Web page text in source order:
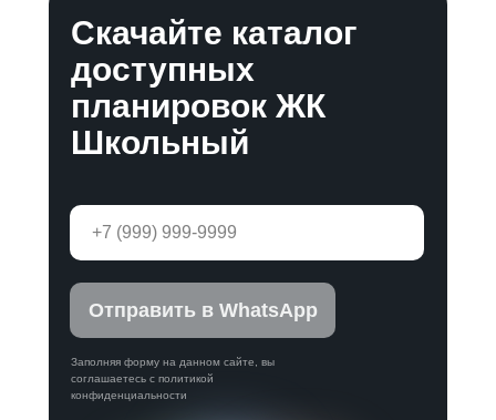
Скачайте каталог
доступных
планировок ЖК
Школьный
Заполняя форму на данном сайте, вы
соглашаетесь с политикой
конфиденциальности
Отправить в WhatsApp